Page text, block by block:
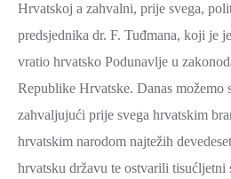
Hrvatskoj a zahvalni, prije svega,
predsjednika dr. F. Tuđmana, koji je
vratio hrvatsko Podunavlje u
Republike Hrvatske. Danas možemo
zahvaljujući prije svega hrvatskim
hrvatskim narodom najtežih
hrvatsku državu te ostvarili tisućljetni